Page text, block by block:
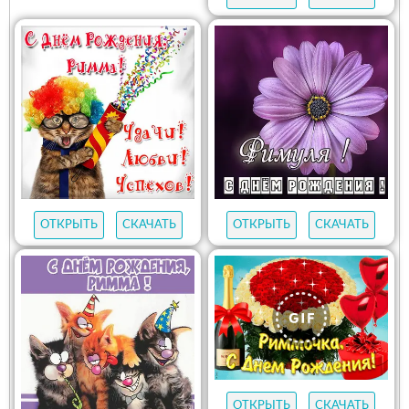
ОТКРЫТЬ СКАЧАТЬ ОТКРЫТЬ СКАЧАТЬ
ОТКРЫТЬ СКАЧАТЬ